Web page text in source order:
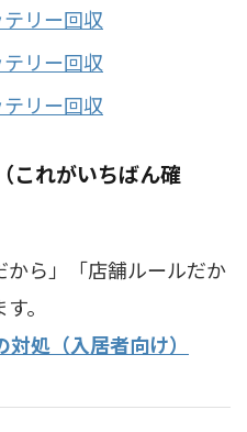
リー回収
リー回収
リー回収
これがいちばん確
から」「店舗ルールだか
。
処（入居者向け）